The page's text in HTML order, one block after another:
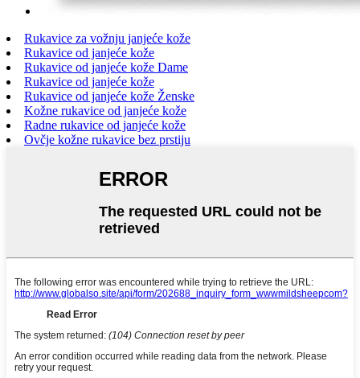
Rukavice za vožnju janjeće kože
Rukavice od janjeće kože
Rukavice od janjeće kože Dame
Rukavice od janjeće kože
Rukavice od janjeće kože Ženske
Kožne rukavice od janjeće kože
Radne rukavice od janjeće kože
Ovčje kožne rukavice bez prstiju